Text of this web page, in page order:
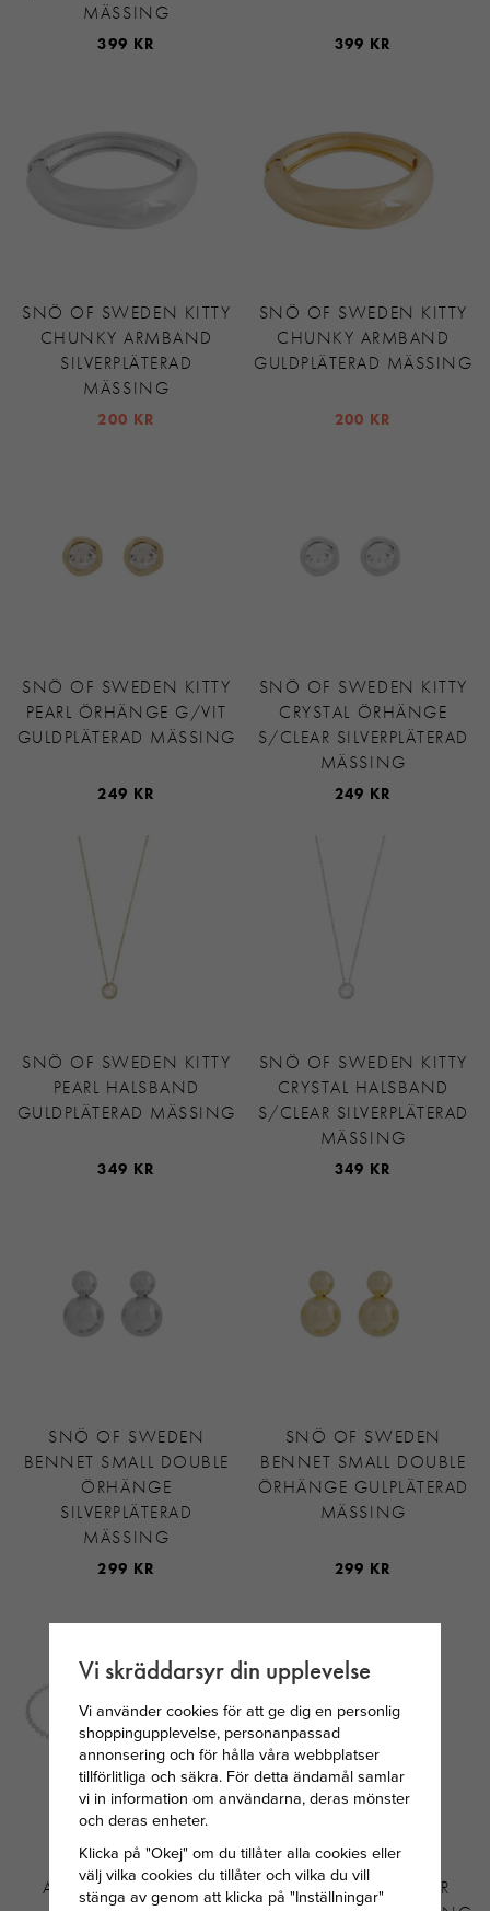
MÄSSING
399 KR 399 KR
SNÖ OF SWEDEN KITTY
CHUNKY ARMBAND
SILVERPLÄTERAD
MÄSSING
200 KR
SNÖ OF SWEDEN KITTY
CHUNKY ARMBAND
GULDPLÄTERAD MÄSSING
200 KR
SNÖ OF SWEDEN KITTY
PEARL ÖRHÄNGE G/VIT
GULDPLÄTERAD MÄSSING
249 KR
SNÖ OF SWEDEN KITTY
CRYSTAL ÖRHÄNGE
S/CLEAR SILVERPLÄTERAD
MÄSSING
249 KR
SNÖ OF SWEDEN KITTY
PEARL HALSBAND
GULDPLÄTERAD MÄSSING
349 KR
SNÖ OF SWEDEN KITTY
CRYSTAL HALSBAND
S/CLEAR SILVERPLÄTERAD
MÄSSING
349 KR
SNÖ OF SWEDEN
BENNET SMALL DOUBLE
ÖRHÄNGE
SILVERPLÄTERAD
MÄSSING
299 KR
SNÖ OF SWEDEN
BENNET SMALL DOUBLE
ÖRHÄNGE GULPLÄTERAD
MÄSSING
299 KR
BENNET TRIPPLE
ARMBAND S/CLEAR
BENNET TRIPPLE
ARMBAND G/CLEAR
Vi skräddarsyr din upplevelse
Vi använder cookies för att ge dig en personlig
shoppingupplevelse, personanpassad
annonsering och för hålla våra webbplatser
tillförlitliga och säkra. För detta ändamål samlar
vi in information om användarna, deras mönster
och deras enheter.
Klicka på "Okej" om du tillåter alla cookies eller
välj vilka cookies du tillåter och vilka du vill
stänga av genom att klicka på "Inställningar"